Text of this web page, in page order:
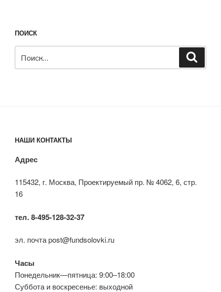
ПОИСК
НАШИ КОНТАКТЫ
Адрес
115432, г. Москва, Проектируемый пр. № 4062, 6, стр.
16
тел. 8-495-128-32-37
эл. почта post@fundsolovki.ru
Часы
Понедельник—пятница: 9:00–18:00
Суббота и воскресенье: выходной